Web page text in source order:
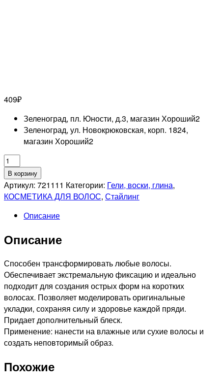
409₽
Зеленоград, пл. Юности, д.3, магазин Хороший2
Зеленоград, ул. Новокрюковская, корп. 1824,
магазин Хороший2
Количество
товара
OLLIN
PROFESSIONAL
Гель
укладки
ультрасильной
фиксации,
200мл
В корзину
Артикул: 721111 Категории: Гели, воски, глина,
КОСМЕТИКА ДЛЯ ВОЛОС, Стайлинг
Описание
Описание
Способен трансформировать любые волосы.
Обеспечивает экстремальную фиксацию и идеально
подходит для создания острых форм на коротких
волосах. Позволяет моделировать оригинальные
укладки, сохраняя силу и здоровье каждой пряди.
Придает дополнительный блеск.
Применение: нанести на влажные или сухие волосы и
создать неповторимый образ.
Похожие